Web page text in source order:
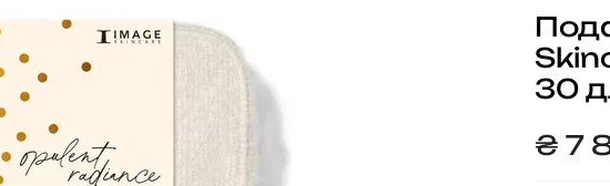
30
₴7